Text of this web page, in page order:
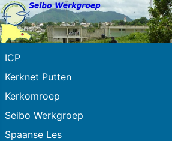
ICP
Kerknet Putten
Kerkomroep
Seibo Werkgroep
Spaanse Les